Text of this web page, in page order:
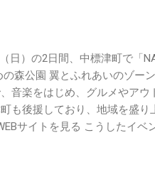
日）の2日間、中標津町で「
森公園 翼とふれあいのゾー
音楽をはじめ、グルメやア
も後援しており、地域を盛
サイト⁠を見る こうしたイベ
しいことです。 イベントに参